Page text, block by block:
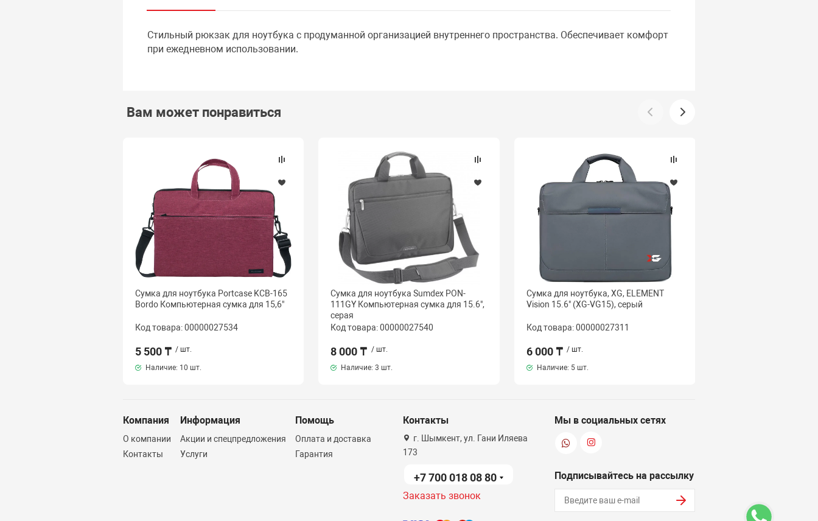
Стильный рюкзак для ноутбука с продуманной организацией внутреннего пространства. Обеспечивает комфорт
при ежедневном использовании.
Вам может понравиться
Сумка для ноутбука Portcase KCB-165
Bordo Компьютерная сумка для 15,6"
Код товара: 00000027534
5 500 ₸ / шт.
Наличие: 10 шт.
Сумка для ноутбука Sumdex PON-
111GY Компьютерная сумка для 15.6",
серая
Код товара: 00000027540
8 000 ₸ / шт.
Наличие:3 шт.
Сумка для ноутбука, XG, ELEMENT
Vision 15.6" (XG-VG15), серый
Код товара: 00000027311
6 000 ₸ / шт.
Наличие: 5 шт.
Компания
О компании
Контакты
Информация
Акции и спецпредложения
Услуги
Помощь
Оплата и доставка
Гарантия
Контакты
г. Шымкент, ул. Гани Иляева
173
+7 700 018 08 80
Заказать звонок
Мы в социальных сетях
Подписывайтесь на рассылку